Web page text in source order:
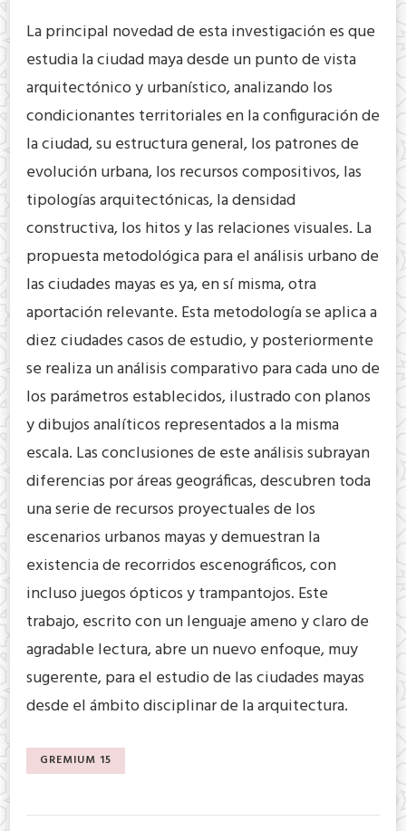
La principal novedad de esta investigación es que
estudia la ciudad maya desde un punto de vista
arquitectónico y urbanístico, analizando los
condicionantes territoriales en la configuración de
la ciudad, su estructura general, los patrones de
evolución urbana, los recursos compositivos, las
tipologías arquitectónicas, la densidad
constructiva, los hitos y las relaciones visuales. La
propuesta metodológica para el análisis urbano de
las ciudades mayas es ya, en sí misma, otra
aportación relevante. Esta metodología se aplica a
diez ciudades casos de estudio, y posteriormente
se realiza un análisis comparativo para cada uno de
los parámetros establecidos, ilustrado con planos
y dibujos analíticos representados a la misma
escala. Las conclusiones de este análisis subrayan
diferencias por áreas geográficas, descubren toda
una serie de recursos proyectuales de los
escenarios urbanos mayas y demuestran la
existencia de recorridos escenográficos, con
incluso juegos ópticos y trampantojos. Este
trabajo, escrito con un lenguaje ameno y claro de
agradable lectura, abre un nuevo enfoque, muy
sugerente, para el estudio de las ciudades mayas
desde el ámbito disciplinar de la arquitectura.
GREMIUM 15